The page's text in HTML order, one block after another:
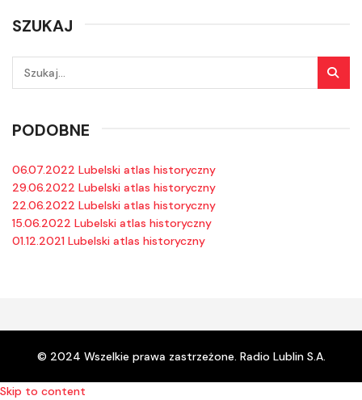
SZUKAJ
PODOBNE
06.07.2022 Lubelski atlas historyczny
29.06.2022 Lubelski atlas historyczny
22.06.2022 Lubelski atlas historyczny
15.06.2022 Lubelski atlas historyczny
01.12.2021 Lubelski atlas historyczny
© 2024 Wszelkie prawa zastrzeżone. Radio Lublin S.A.
Skip to content